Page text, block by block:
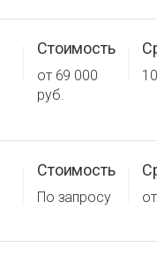
Стоимость
от 69 000
руб.
Стоимость
По запросу